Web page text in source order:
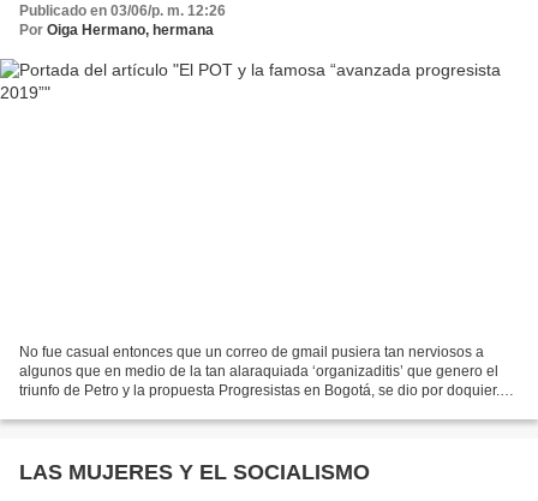
Publicado en 03/06/p. m. 12:26
Por Oiga Hermano, hermana
No fue casual entonces que un correo de gmail pusiera tan nerviosos a
algunos que en medio de la tan alaraquiada ‘organizaditis’ que genero el
triunfo de Petro y la propuesta Progresistas en Bogotá, se dio por doquier.
LAS MUJERES Y EL SOCIALISMO